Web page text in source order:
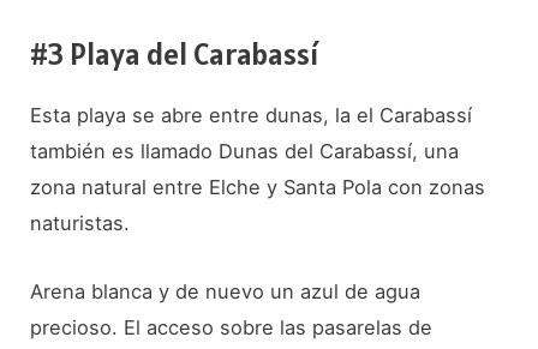
#3 Playa del Carabassí
Esta playa se abre entre dunas, la el Carabassí
también es llamado Dunas del Carabassí, una
zona natural entre Elche y Santa Pola con zonas
naturistas.
Arena blanca y de nuevo un azul de agua
precioso. El acceso sobre las pasarelas de